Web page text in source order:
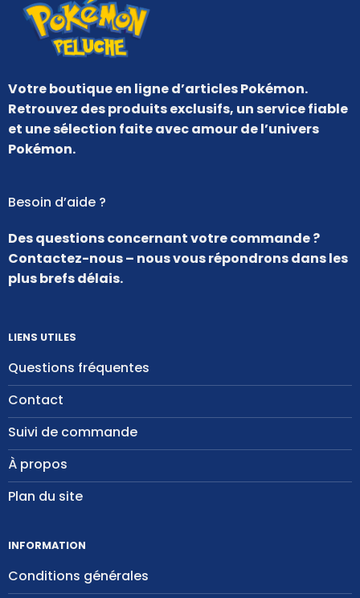
Votre boutique en ligne d’articles Pokémon.
Retrouvez des produits exclusifs, un service fiable
et une sélection faite avec amour de l’univers
Pokémon.
LIENS UTILES
Questions fréquentes
Contact
Suivi de commande
À propos
Plan du site
INFORMATION
Conditions générales
Besoin d’aide ?
Des questions concernant votre commande ?
Contactez-nous – nous vous répondrons dans les
plus brefs délais.